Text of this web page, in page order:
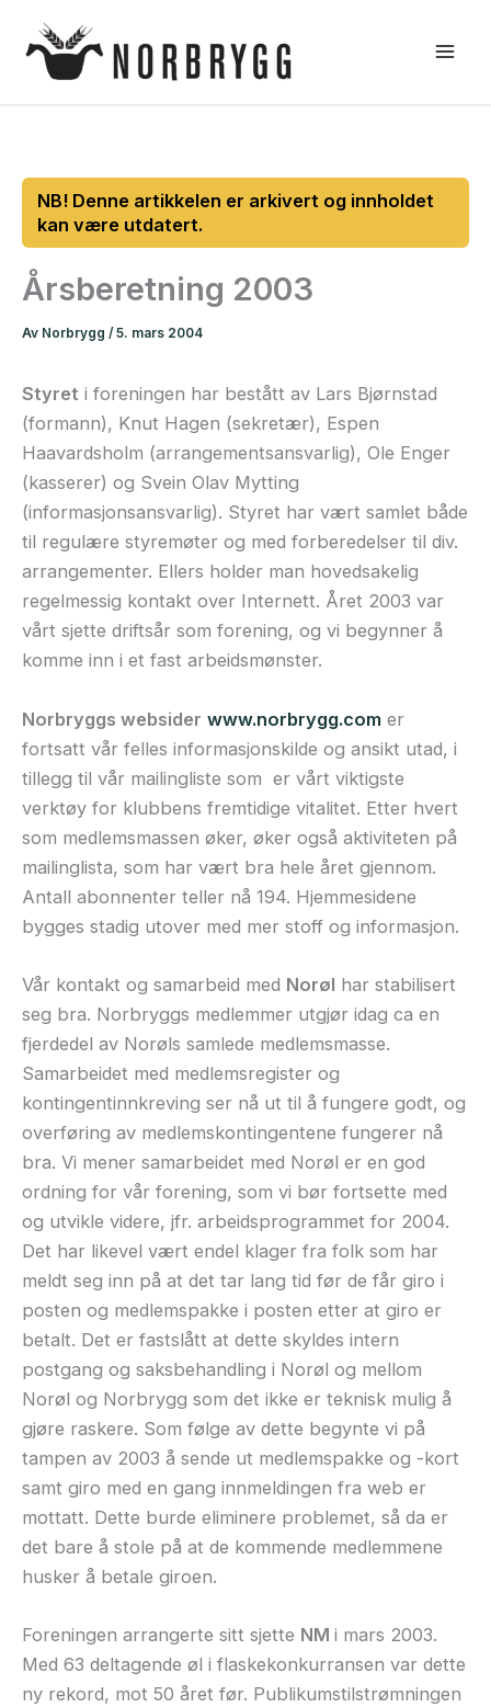
rett
Årsberetning 2003
Av Norbrygg / 5. mars 2004
Styret i foreningen har bestått av Lars Bjørnstad
(formann), Knut Hagen (sekretær), Espen
Haavardsholm (arrangementsansvarlig), Ole Enger
(kasserer) og Svein Olav Mytting
(informasjonsansvarlig). Styret har vært samlet både
til regulære styremøter og med forberedelser til div.
arrangementer. Ellers holder man hovedsakelig
regelmessig kontakt over Internett. Året 2003 var
vårt sjette driftsår som forening, og vi begynner å
komme inn i et fast arbeidsmønster.
Norbryggs websider www.norbrygg.com er
fortsatt vår felles informasjonskilde og ansikt utad, i
tillegg til vår mailingliste som er vårt viktigste
verktøy for klubbens fremtidige vitalitet. Etter hvert
som medlemsmassen øker, øker også aktiviteten på
mailinglista, som har vært bra hele året gjennom.
Antall abonnenter teller nå 194. Hjemmesidene
bygges stadig utover med mer stoff og informasjon.
Vår kontakt og samarbeid med Norøl har stabilisert
seg bra. Norbryggs medlemmer utgjør idag ca en
fjerdedel av Norøls samlede medlemsmasse.
Samarbeidet med medlemsregister og
kontingentinnkreving ser nå ut til å fungere godt, og
overføring av medlemskontingentene fungerer nå
bra. Vi mener samarbeidet med Norøl er en god
ordning for vår forening, som vi bør fortsette med
og utvikle videre, jfr. arbeidsprogrammet for 2004.
Det har likevel vært endel klager fra folk som har
meldt seg inn på at det tar lang tid før de får giro i
posten og medlemspakke i posten etter at giro er
betalt. Det er fastslått at dette skyldes intern
postgang og saksbehandling i Norøl og mellom
Norøl og Norbrygg som det ikke er teknisk mulig å
gjøre raskere. Som følge av dette begynte vi på
tampen av 2003 å sende ut medlemspakke og -kort
samt giro med en gang innmeldingen fra web er
mottatt. Dette burde eliminere problemet, så da er
det bare å stole på at de kommende medlemmene
husker å betale giroen.
Foreningen arrangerte sitt sjette NM i mars 2003.
Med 63 deltagende øl i flaskekonkurransen var dette
ny rekord, mot 50 året før. Publikumstilstrømningen